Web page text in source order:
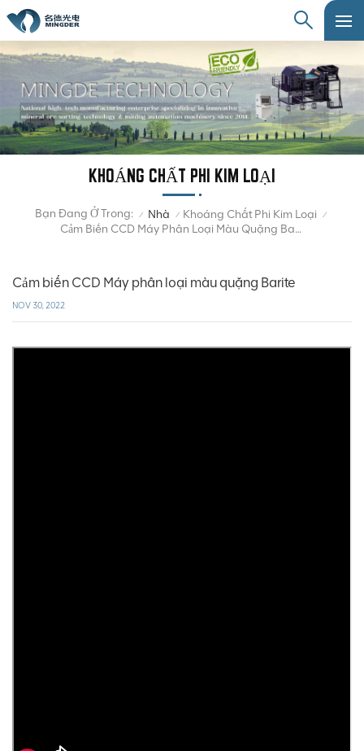
KHOÁNG CHẤT PHI KIM LOẠI
Bạn Đang Ở Trong: / Nhà / Khoáng Chất Phi Kim Loại /
Cảm Biến CCD Máy Phân Loại Màu Quặng Barite
Cảm biến CCD Máy phân loại màu quặng Barite
NOV 30, 2022